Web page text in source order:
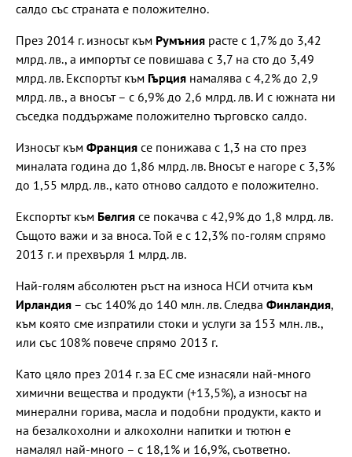
салдо със страната е положително.
През 2014 г. износът към Румъния расте с 1,7% до 3,42
млрд. лв., а импортът се повишава с 3,7 на сто до 3,49
млрд. лв. Експортът към Гърция намалява с 4,2% до 2,9
млрд. лв., а вносът – с 6,9% до 2,6 млрд. лв. И с южната ни
съседка поддържаме положително търговско салдо.
Износът към Франция се понижава с 1,3 на сто през
миналата година до 1,86 млрд. лв. Вносът е нагоре с 3,3%
до 1,55 млрд. лв., като отново салдото е положително.
Експортът към Белгия се покачва с 42,9% до 1,8 млрд. лв.
Същото важи и за вноса. Той е с 12,3% по-голям спрямо
2013 г. и прехвърля 1 млрд. лв.
Най-голям абсолютен ръст на износа НСИ отчита към
Ирландия – със 140% до 140 млн. лв. Следва Финландия,
към която сме изпратили стоки и услуги за 153 млн. лв.,
или със 108% повече спрямо 2013 г.
Като цяло през 2014 г. за ЕС сме изнасяли най-много
химични вещества и продукти (+13,5%), а износът на
минерални горива, масла и подобни продукти, както и
на безалкохолни и алкохолни напитки и тютюн е
намалял най-много – с 18,1% и 16,9%, съответно.